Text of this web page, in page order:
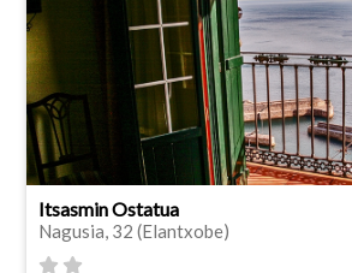
Itsasmin Ostatua
Nagusia, 32 (Elantxobe)